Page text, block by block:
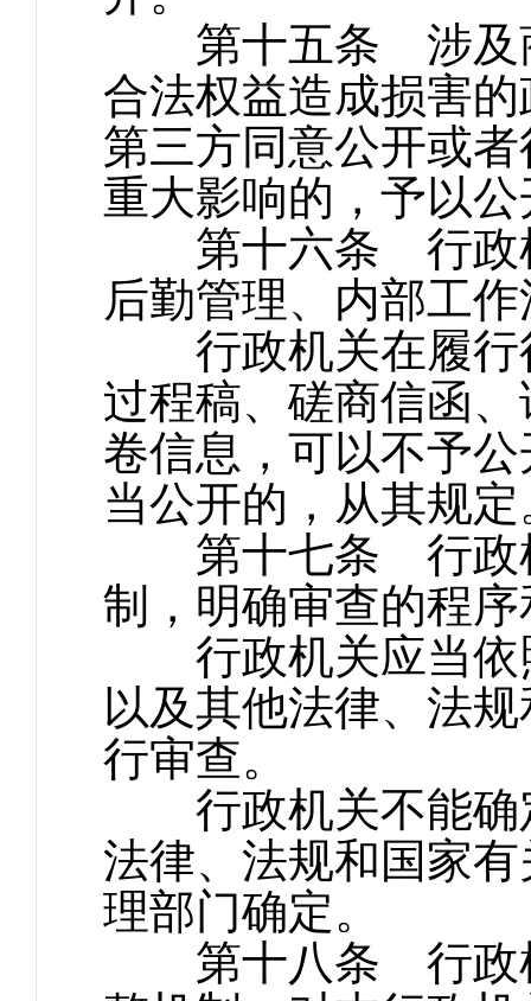
第十五条 涉及商
合法权益造成损害
第三方同意公开或
重大影响的，予以
第十六条 行政机
后勤管理、内部工
行政机关在履行
过程稿、磋商信函
卷信息，可以不予
当公开的，从其规
第十七条 行政机
制，明确审查的程
行政机关应当依
以及其他法律、法
行审查。
行政机关不能确
法律、法规和国家
理部门确定。
第十八条 行政机